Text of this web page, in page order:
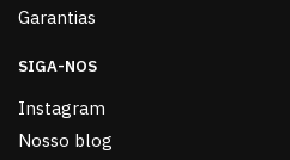
Garantias
SIGA-NOS
Instagram
Nosso blog